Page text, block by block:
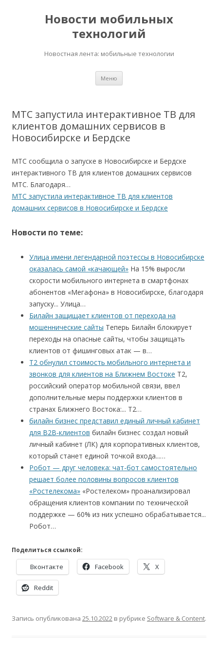
Новости мобильных
технологий
Новостная лента: мобильные технологии
Меню
МТС запустила интерактивное ТВ для
клиентов домашних сервисов в
Новосибирске и Бердске
МТС сообщила о запуске в Новосибирске и Бердске
интерактивного ТВ для клиентов домашних сервисов
МТС. Благодаря…
МТС запустила интерактивное ТВ для клиентов
домашних сервисов в Новосибирске и Бердске
Новости по теме:
Улица имени легендарной поэтессы в Новосибирске
оказалась самой «качающей» На 15% выросли
скорости мобильного интернета в смартфонах
абонентов «Мегафона» в Новосибирске, благодаря
запуску... Улица…
Билайн защищает клиентов от перехода на
мошеннические сайты Теперь Билайн блокирует
переходы на опасные сайты, чтобы защищать
клиентов от фишинговых атак — в…
Т2 обнулил стоимость мобильного интернета и
звонков для клиентов на Ближнем Востоке T2,
российский оператор мобильной связи, ввел
дополнительные меры поддержки клиентов в
странах Ближнего Востока:... Т2…
билайн бизнес представил единый личный кабинет
для B2B-клиентов билайн бизнес создал новый
личный кабинет (ЛК) для корпоративных клиентов,
который станет единой точкой входа...…
Робот — друг человека: чат-бот самостоятельно
решает более половины вопросов клиентов
«Ростелекома» «Ростелеком» проанализировал
обращения клиентов компании по технической
поддержке — 60% из них успешно обрабатывается...
Робот…
Поделиться ссылкой:
Вконтакте Facebook X
Reddit
Запись опубликована 25.10.2022 в рубрике Software & Content.